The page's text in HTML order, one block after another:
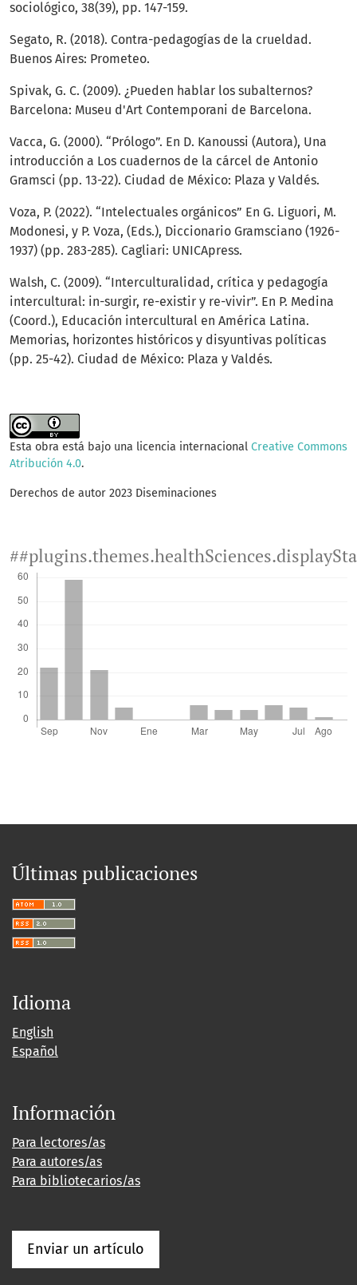
sociológico, 38(39), pp. 147-159.
Segato, R. (2018). Contra-pedagogías de la crueldad.
Buenos Aires: Prometeo.
Spivak, G. C. (2009). ¿Pueden hablar los subalternos?
Barcelona: Museu d'Art Contemporani de Barcelona.
Vacca, G. (2000). “Prólogo”. En D. Kanoussi (Autora), Una
introducción a Los cuadernos de la cárcel de Antonio
Gramsci (pp. 13-22). Ciudad de México: Plaza y Valdés.
Voza, P. (2022). “Intelectuales orgánicos” En G. Liguori, M.
Modonesi, y P. Voza, (Eds.), Diccionario Gramsciano (1926-
1937) (pp. 283-285). Cagliari: UNICApress.
Walsh, C. (2009). “Interculturalidad, crítica y pedagogía
intercultural: in-surgir, re-existir y re-vivir”. En P. Medina
(Coord.), Educación intercultural en América Latina.
Memorias, horizontes históricos y disyuntivas políticas
(pp. 25-42). Ciudad de México: Plaza y Valdés.
Esta obra está bajo una licencia internacional Creative Commons
Atribución 4.0.
Derechos de autor 2023 Diseminaciones
Últimas publicaciones
Idioma
English
Español
Información
Para lectores/as
Para autores/as
Para bibliotecarios/as
Enviar un artículo